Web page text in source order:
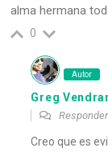
alma hermana
0
Autor
Greg
Creo que es